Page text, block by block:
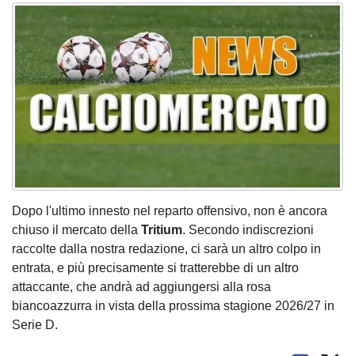
Dopo l'ultimo innesto nel reparto offensivo, non è ancora
chiuso il mercato della Tritium. Secondo indiscrezioni
raccolte dalla nostra redazione, ci sarà un altro colpo in
entrata, e più precisamente si tratterebbe di un altro
attaccante, che andrà ad aggiungersi alla rosa
biancoazzurra in vista della prossima stagione 2026/27 in
Serie D.